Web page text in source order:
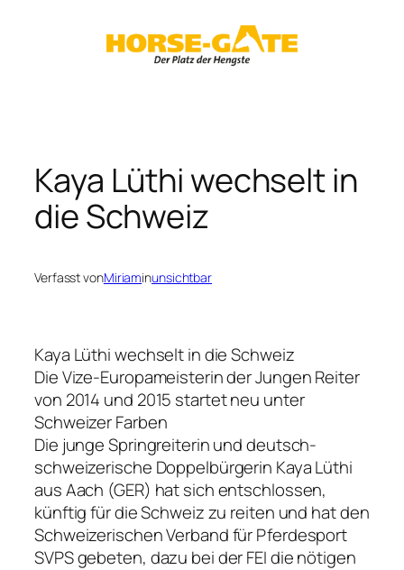
Kaya Lüthi wechselt in
die Schweiz
Verfasst vonMiriaminunsichtbar
Kaya Lüthi wechselt in die Schweiz
Die Vize-Europameisterin der Jungen Reiter
von 2014 und 2015 startet neu unter
Schweizer Farben
Die junge Springreiterin und deutsch-
schweizerische Doppelbürgerin Kaya Lüthi
aus Aach (GER) hat sich entschlossen,
künftig für die Schweiz zu reiten und hat den
Schweizerischen Verband für Pferdesport
SVPS gebeten, dazu bei der FEI die nötigen